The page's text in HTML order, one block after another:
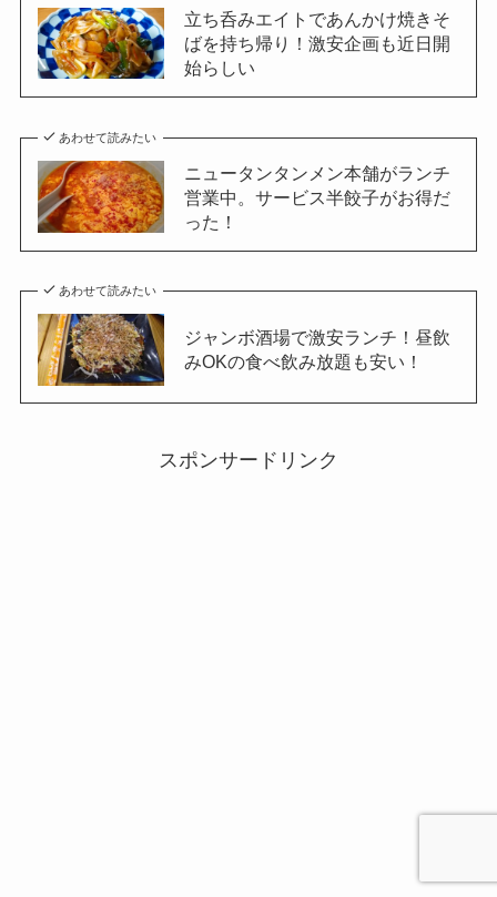
立ち呑みエイトであんかけ焼きそ
ばを持ち帰り！激安企画も近日開
始らしい
あわせて読みたい
ニュータンタンメン本舗がランチ
営業中。サービス半餃子がお得だ
った！
あわせて読みたい
ジャンボ酒場で激安ランチ！昼飲
みOKの食べ飲み放題も安い！
スポンサードリンク